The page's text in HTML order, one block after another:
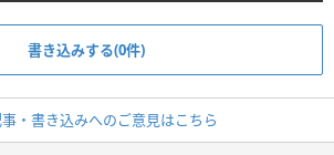
書き込みする(0件)
・書き込みへのご意見はこちら